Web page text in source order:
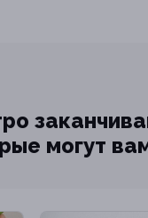
могут